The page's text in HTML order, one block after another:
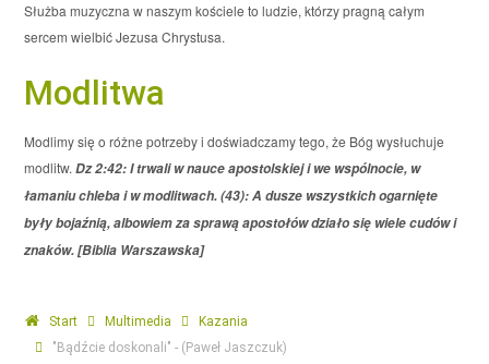
Służba muzyczna w naszym kościele to ludzie, którzy pragną całym
sercem wielbić Jezusa Chrystusa.
Modlitwa
Modlimy się o różne potrzeby i doświadczamy tego, że Bóg wysłuchuje
modlitw. Dz 2:42: I trwali w nauce apostolskiej i we wspólnocie, w
łamaniu chleba i w modlitwach. (43): A dusze wszystkich ogarnięte
były bojaźnią, albowiem za sprawą apostołów działo się wiele cudów i
znaków. [Biblia Warszawska]
Start Multimedia
Kazania
"Bądźcie doskonali" - (Paweł Jaszczuk)